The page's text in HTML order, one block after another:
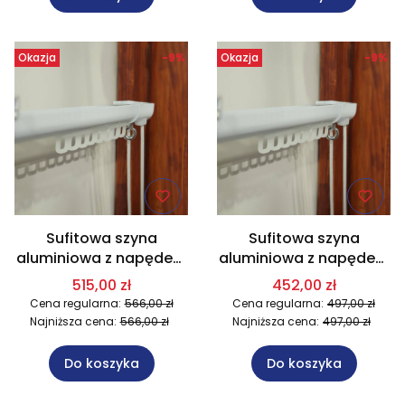
Okazja
Sufitowa szyna
aluminiowa z napędem
sznurkowym na wymiar
dł. 451-600 cm
515,00 zł
Cena regularna: 566,00 zł
-9%
Najniższa cena: 566,00 zł
Do koszyka
Okazja
Sufitowa szyna
aluminiowa z napędem
sznurkowym na wymiar
dł. 401-450 cm
452,00 zł
Cena regularna: 497,00 zł
-9%
Najniższa cena: 497,00 zł
Do koszyka